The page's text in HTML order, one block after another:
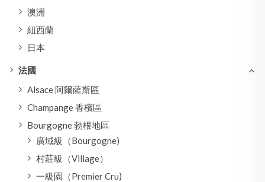
澳洲
紐西蘭
日本
法國
Alsace 阿爾薩斯區
Champange 香檳區
Bourgogne 勃根地區
廣域級（Bourgogne)
村莊級（Village）
一級園（Premier Cru)